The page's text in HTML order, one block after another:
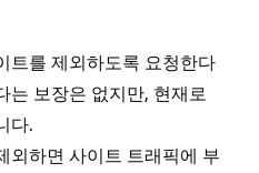
트를 제외하도록 요청한다
는 보장은 없지만, 현재로
다.
외하면 사이트 트래픽에 부